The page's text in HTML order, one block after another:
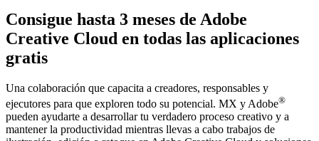
Consigue hasta 3 meses de Adobe
Creative Cloud en todas las aplicaciones
gratis
Una colaboración que capacita a creadores, responsables y
ejecutores para que exploren todo su potencial. MX y Adobe®
pueden ayudarte a desarrollar tu verdadero proceso creativo y a
mantener la productividad mientras llevas a cabo trabajos de